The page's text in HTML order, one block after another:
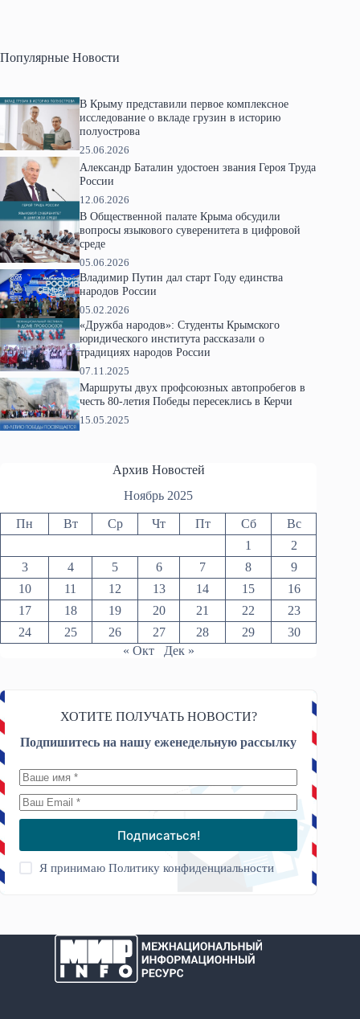
Популярные Новости
В Крыму представили первое комплексное
исследование о вкладе грузин в историю
полуострова
25.06.2026
Александр Баталин удостоен звания Героя Труда
России
12.06.2026
В Общественной палате Крыма обсудили
вопросы языкового суверенитета в цифровой
среде
05.06.2026
Владимир Путин дал старт Году единства
народов России
05.02.2026
«Дружба народов»: Студенты Крымского
юридического института рассказали о
традициях народов России
07.11.2025
Маршруты двух профсоюзных автопробегов в
честь 80-летия Победы пересеклись в Керчи
15.05.2025
Архив Новостей
Ноябрь 2025
Пн Вт Ср Чт Пт Сб
Вс
1
2
3
4 5 6 7 8
9
10
11 12 13 14 15
16
17
18 19 20 21 22
23
24
25 26 27 28 29
30
« Окт
Дек »
ХОТИТЕ ПОЛУЧАТЬ НОВОСТИ?
Подпишитесь на нашу еженедельную рассылку
Подписаться!
Я принимаюПолитику конфиденциальности